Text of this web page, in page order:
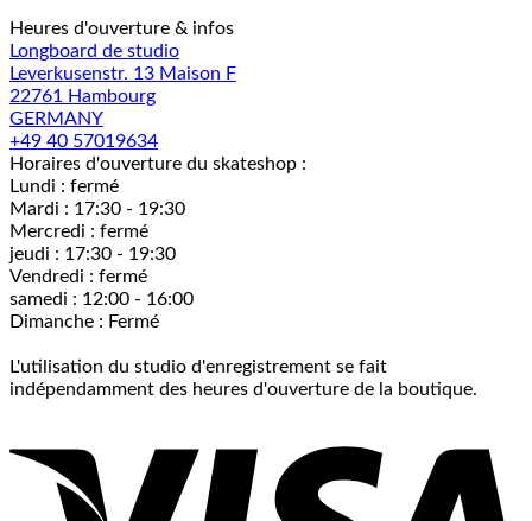
Heures d'ouverture & infos
Longboard de studio
Leverkusenstr. 13 Maison F
22761 Hambourg
GERMANY
+49 40 57019634
Horaires d'ouverture du skateshop :
Lundi : fermé
Mardi : 17:30 - 19:30
Mercredi : fermé
jeudi : 17:30 - 19:30
Vendredi : fermé
samedi : 12:00 - 16:00
Dimanche : Fermé
L'utilisation du studio d'enregistrement se fait
indépendamment des heures d'ouverture de la boutique.